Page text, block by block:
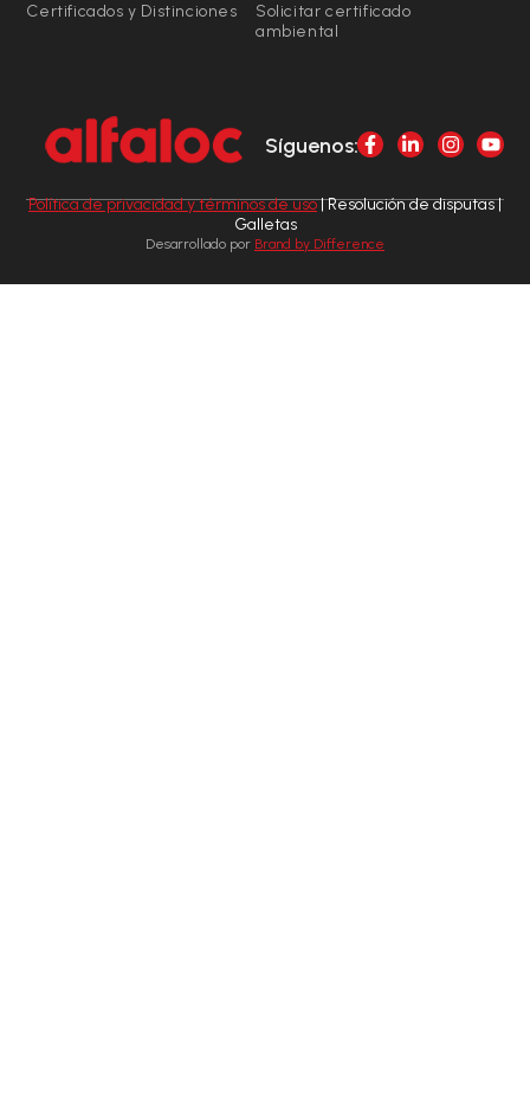
Certificados y Distinciones
Solicitar certificado
ambiental
Síguenos:
Política de privacidad y términos de uso| Resolución de disputas |
Galletas
Desarrollado por Brand by Difference